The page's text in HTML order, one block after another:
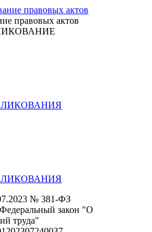
правовых актов
№ 381-ФЗ
закон "О
труда"